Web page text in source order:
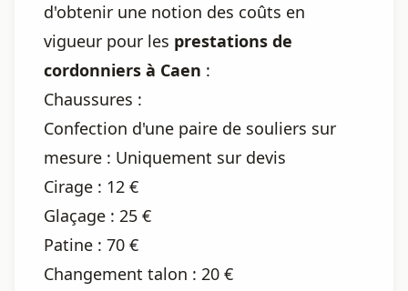
d'obtenir une notion des coûts en
vigueur pour les prestations de
cordonniers à Caen :
Chaussures :
Confection d'une paire de souliers sur
mesure : Uniquement sur devis
Cirage : 12 €
Glaçage : 25 €
Patine : 70 €
Changement talon : 20 €